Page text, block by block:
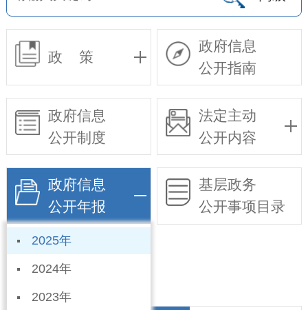
政 策
政府信息
公开指南
政府信息
公开制度
法定主动
公开内容
政府信息
公开年报
2025年
2024年
2023年
基层政务
公开事项目录
依申请公开